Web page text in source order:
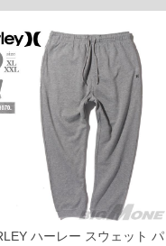
商品は1本につき税込6,000円以
+税）となります。）
ます。
、予めご了承下さい。
裾にファスナーや調節ひもが付
た、お客様がご使用の環境（コ
場合がございます。予めご了承
ますので店頭での売り違い、店
掛けしてしまう場合がございま
が、もしあった場合速やかにご
ハーレー スウェット パ